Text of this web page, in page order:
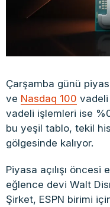
Çarşamba günü
ve Nasdaq 100
vadeli işlemleri ise
bu yeşil tablo, tekil
gölgesinde kalıyor.
Piyasa açılışı
eğlence devi Walt
Şirket, ESPN birimi